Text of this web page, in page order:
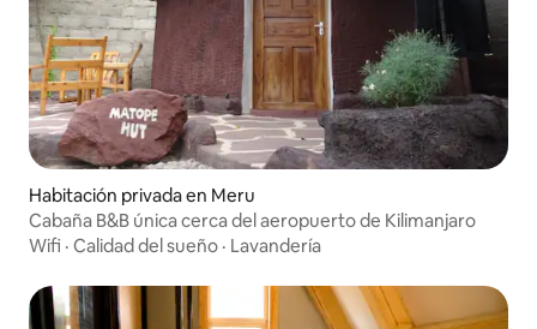
Habitación privada en Meru
Cabaña B&B única cerca del aeropuerto de Kilimanjaro
Wifi · Calidad del sueño · Lavandería